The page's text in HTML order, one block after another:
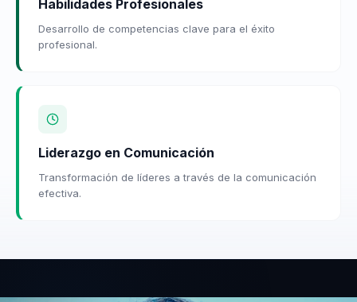
Habilidades Profesionales
Desarrollo de competencias clave para el éxito
profesional.
Liderazgo en Comunicación
Transformación de líderes a través de la comunicación
efectiva.